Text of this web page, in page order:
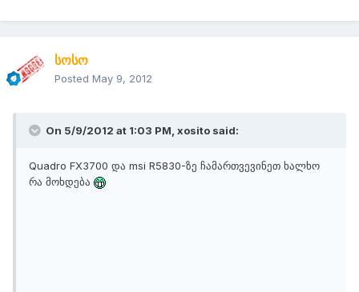
სოსო
Posted May 9, 2012
On 5/9/2012 at 1:03 PM, xosito said:
Quadro FX3700 და msi R5830-ზე ჩამართვევინეთ ხალხო
რა მოხდება